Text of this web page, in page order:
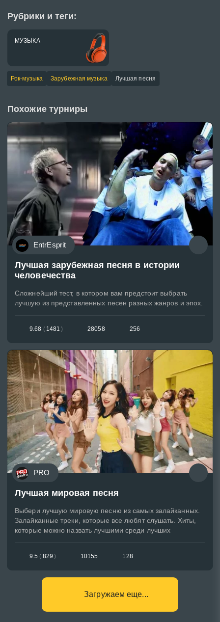
Рубрики и теги:
МУЗЫКА
Рок-музыка Зарубежная музыка Лучшая песня
Похожие турниры
EntrEsprit
Лучшая зарубежная песня в истории
человечества
Сложнейший тест, в котором вам предстоит выбрать
лучшую из представленных песен разных жанров и эпох.
9.68 ( 1481 ) 28058 256
PRO
Лучшая мировая песня
Выбери лучшую мировую песню из самых залайканных.
Залайканные треки, которые все любят слушать. Хиты,
которые можно назвать лучшими среди лучших
9.5 ( 829 ) 10155 128
Загружаем еще...